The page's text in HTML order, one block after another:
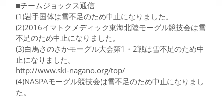
■チームジョックス通信
(1)岩手国体は雪不足のため中止になりました。
(2)2016イマトクメディック東海北陸モーグル競技会は雪
不足のため中止になりました。
(3)白馬さのさかモーグル大会第1・2戦は雪不足のため中
止になりました。
http://www.ski-nagano.org/top/
(4)NASPAモーグル競技会は雪不足のため中止になりまし
た。